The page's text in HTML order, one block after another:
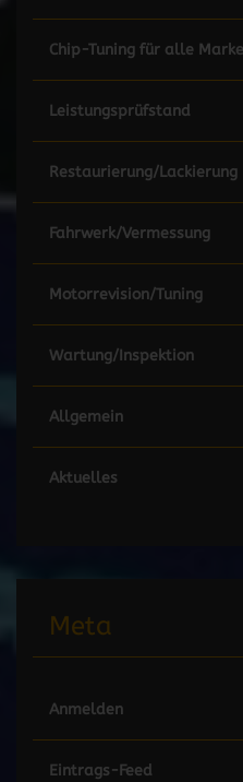
Chip-Tuning für alle
Leistungsprüfstand
Restaurierung/Lackierung
Fahrwerk/Vermessung
Motorrevision/Tuning
Wartung/Inspektion
Allgemein
Aktuelles
Meta
Anmelden
Eintrags-Feed